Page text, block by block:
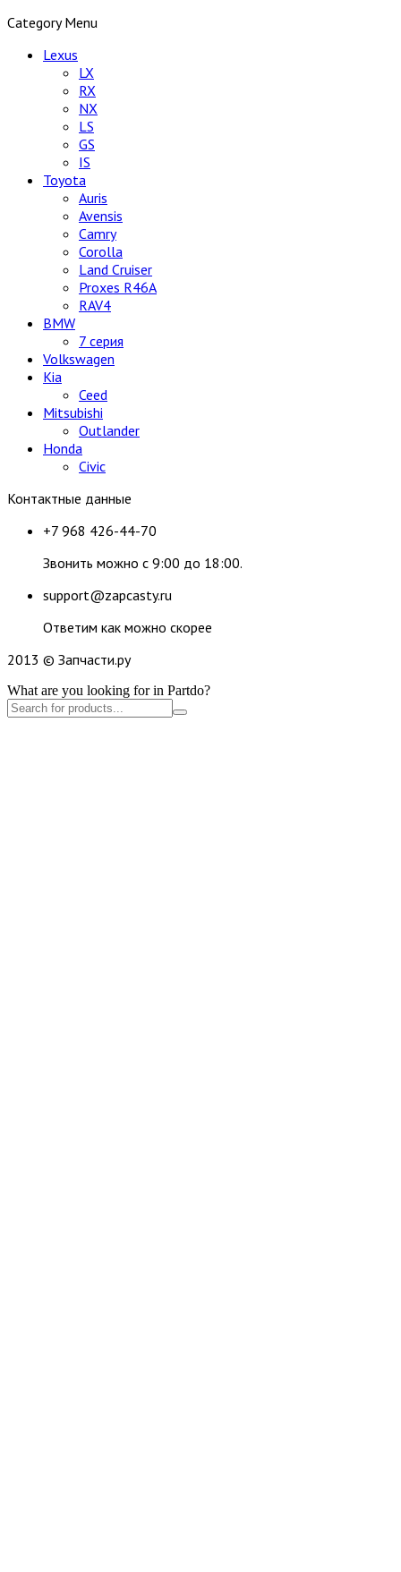
Category Menu
Lexus
LX
RX
NX
LS
GS
IS
Toyota
Auris
Avensis
Camry
Corolla
Land Cruiser
Proxes R46A
RAV4
BMW
7 серия
Volkswagen
Kia
Ceed
Mitsubishi
Outlander
Honda
Civic
Контактные данные
+7 968 426-44-70
Звонить можно с 9:00 до 18:00.
support@zapcasty.ru
Ответим как можно скорее
2013 © Запчасти.ру
What are you looking for in Partdo?